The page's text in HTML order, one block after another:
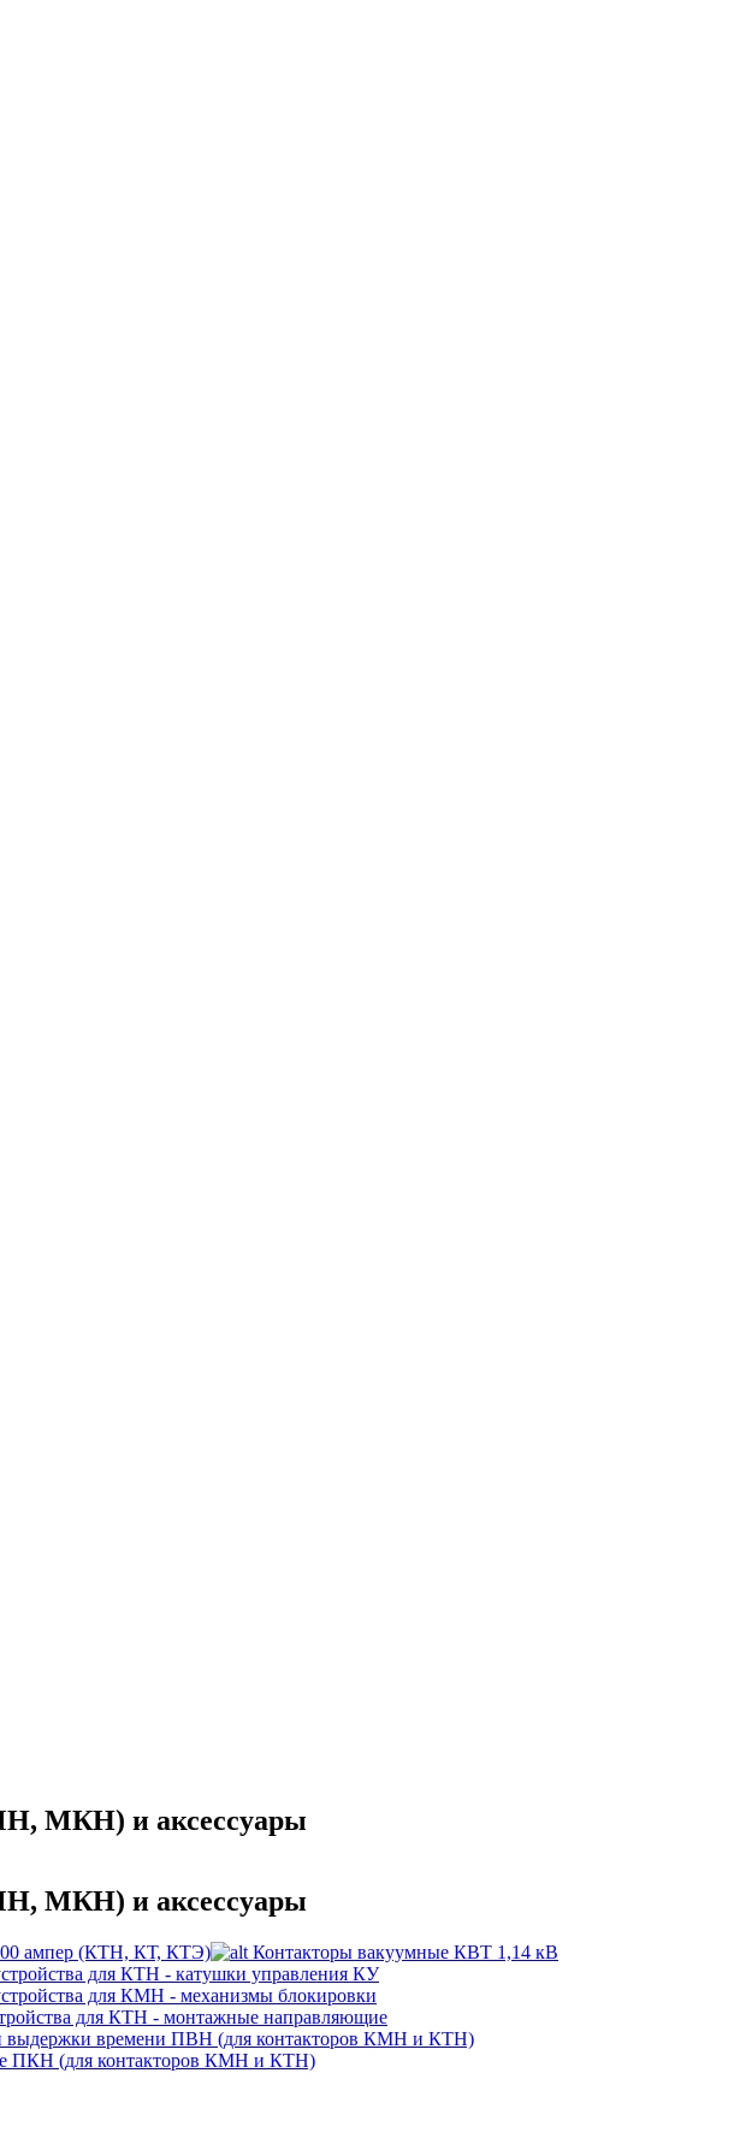
МКН) и аксессуары
МКН) и аксессуары
ампер (КТН, КТ, КТЭ)
Контакторы вакуумные КВТ 1,14 кВ
для КTH - катушки управления КУ
для КМН - механизмы блокировки
для КТН - монтажные направляющие
выдержки времени ПВН (для контакторов КМН и КТН)
ПКН (для контакторов КМН и КТН)